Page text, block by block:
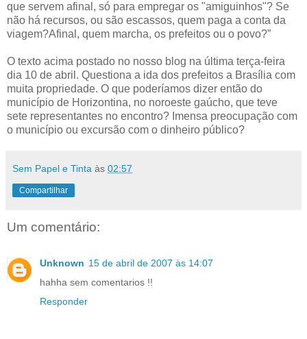
que servem afinal, só para empregar os "amiguinhos"? Se
não há recursos, ou são escassos, quem paga a conta da
viagem?Afinal, quem marcha, os prefeitos ou o povo?”
O texto acima postado no nosso blog na última terça-feira
dia 10 de abril. Questiona a ida dos prefeitos a Brasília com
muita propriedade. O que poderíamos dizer então do
município de Horizontina, no noroeste gaúcho, que teve
sete representantes no encontro? Imensa preocupação com
o município ou excursão com o dinheiro público?
Sem Papel e Tinta às 02:57
Compartilhar
Um comentário:
Unknown 15 de abril de 2007 às 14:07
hahha sem comentarios !!
Responder